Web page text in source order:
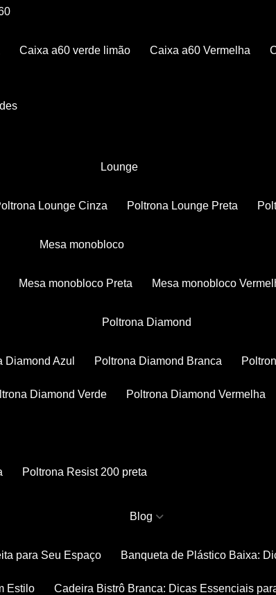
Caixa a60 verde limão Caixa a60 Vermelha
Lounge
Poltrona Lounge Cinza Poltrona Lounge Preta
Mesa monobloco
Mesa monobloco Preta Mesa monobloco
Poltrona Diamond
Diamond Azul Poltrona Diamond Branca
Diamond Verde Poltrona Diamond Vermelha
Poltrona Resist 200 preta
Blog
para Seu Espaço Banqueta de Plástico Baixa:
Estilo Cadeira Bistrô Branca: Dicas Essenciais